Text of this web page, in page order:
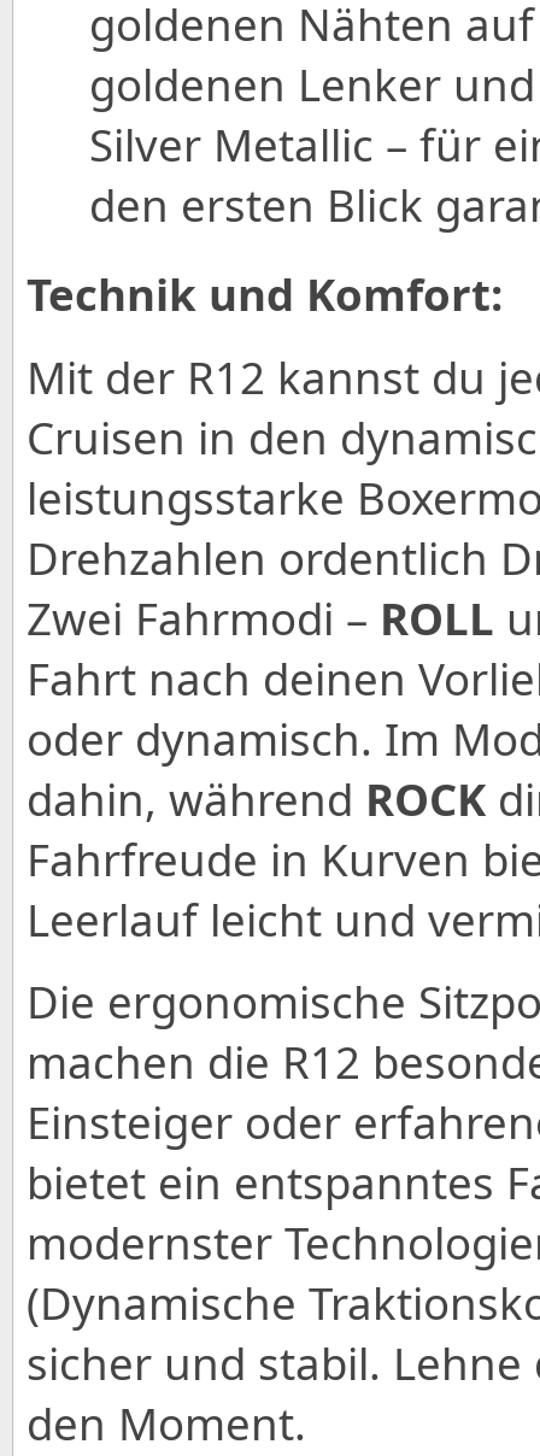
goldenen Nähten
goldenen Lenker
Silver Metallic – für
den ersten Blick
Technik und Komfort:
Mit der R12 kannst du
Cruisen in den
leistungsstarke
Drehzahlen ordentlich
Zwei Fahrmodi – ROLL
Fahrt nach deinen
oder dynamisch. Im
dahin, während ROCK
Fahrfreude in Kurven
Leerlauf leicht und
Die ergonomische
machen die R12
Einsteiger oder
bietet ein entspanntes
modernster
(Dynamische
sicher und stabil.
den Moment.